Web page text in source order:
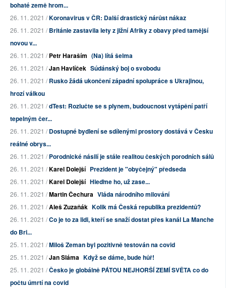
bohaté země hrom...
26. 11. 2021 /Koronavirus v ČR: Další drastický nárůst nákaz
26. 11. 2021 /Británie zastavila lety z jižní Afriky z obavy před tamější
novou v...
26. 11. 2021 /Petr Haraším (Na) lítá šelma
26. 11. 2021 /Jan Havlíček Súdánský boj o svobodu
26. 11. 2021 /Rusko žádá ukončení západní spolupráce s Ukrajinou,
hrozí válkou
26. 11. 2021 /dTest: Rozlučte se s plynem, budoucnost vytápění patří
tepelným čer...
26. 11. 2021 /Dostupné bydlení se sdílenými prostory dostává v Česku
reálné obrys...
26. 11. 2021 /Porodnické násilí je stále realitou českých porodních sálů
26. 11. 2021 /Karel Dolejší Prezident je "obyčejný" předseda
26. 11. 2021 /Karel Dolejší Hleďme ho, už zase...
26. 11. 2021 /Martin Čechura Vláda národního milování
26. 11. 2021 /Aleš Zuzaňák Kolik má Česká republika prezidentů?
26. 11. 2021 /Co je to za lidi, kteří se snaží dostat přes kanál La Manche
do Bri...
25. 11. 2021 /Miloš Zeman byl pozitivně testován na covid
25. 11. 2021 /Jan Sláma Když se dáme, bude hůř!
25. 11. 2021 /Česko je globálně PÁTOU NEJHORŠÍ ZEMÍ SVĚTA co do
počtu úmrtí na covid